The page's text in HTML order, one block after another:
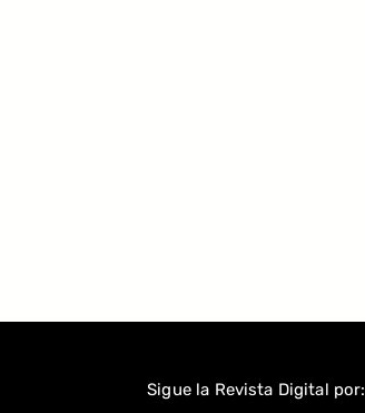
Sigue la Revista Digital por: